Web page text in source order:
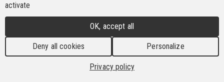
allen Regionen der Welt trafen sich vom 1. bis 3.
Dezember in Frankreich zur International Trade
Union School des Global Labour Institute (GLI).
Das diesjährige Programm konzentrierte sich auf
eine der dringlichsten Herausforderungen, mit
activate
OK, accept all
Deny all cookies Personalize
Privacy policy